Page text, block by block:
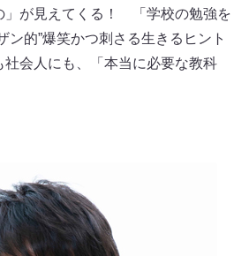
」が見えてくる！ 「学校の勉強を
ン的”爆笑かつ刺さる生きるヒント
会人にも、「本当に必要な教科